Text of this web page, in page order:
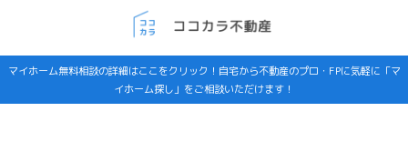
マイホーム無料相談の詳細はここをクリック！自宅から不動産のプロ・FPに気軽に「マ
イホーム探し」をご相談いただけます！